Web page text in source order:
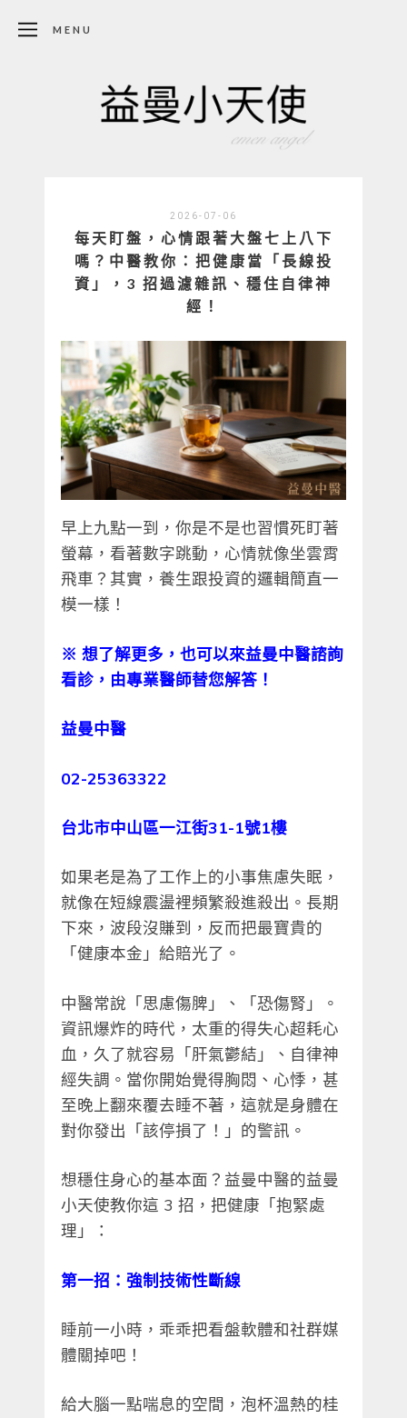
MENU
2026-07-06
每天盯盤，心情跟著大盤七上八下
嗎？中醫教你：把健康當「長線投
資」，3 招過濾雜訊、穩住自律神
經！
早上九點一到，你是不是也習慣死盯著
螢幕，看著數字跳動，心情就像坐雲霄
飛車？其實，養生跟投資的邏輯簡直一
模一樣！
※ 想了解更多，也可以來益曼中醫諮詢
看診，由專業醫師替您解答！
益曼中醫
02-25363322
台北市中山區一江街31-1號1樓
如果老是為了工作上的小事焦慮失眠，
就像在短線震盪裡頻繁殺進殺出。長期
下來，波段沒賺到，反而把最寶貴的
「健康本金」給賠光了。
中醫常說「思慮傷脾」、「恐傷腎」。
資訊爆炸的時代，太重的得失心超耗心
血，久了就容易「肝氣鬱結」、自律神
經失調。當你開始覺得胸悶、心悸，甚
至晚上翻來覆去睡不著，這就是身體在
對你發出「該停損了！」的警訊。
想穩住身心的基本面？益曼中醫的益曼
小天使教你這 3 招，把健康「抱緊處
理」：
第一招：強制技術性斷線
睡前一小時，乖乖把看盤軟體和社群媒
體關掉吧！
給大腦一點喘息的空間，泡杯溫熱的桂